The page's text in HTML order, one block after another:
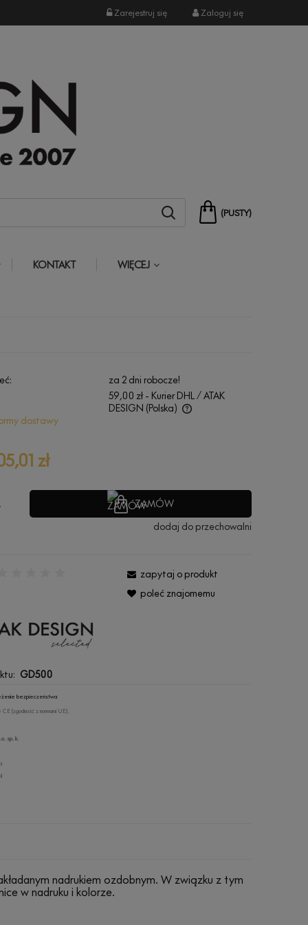
Zarejestruj się Zaloguj się
(PUSTY)
KONTAKT WIĘCEJ
za 2 dni robocze!
59,00 zł - Kurier DHL / ATAK
DESIGN (Polska)
płatności
dostawy
zł
ZAMÓW
dodaj do przechowalni
GD500
zapytaj o produkt
poleć znajomemu
bezpieczeństwa
(zgodność z normami UE).
sp. k.
nadrukiem ozdobnym. W związku z tym
w nadruku i kolorze.